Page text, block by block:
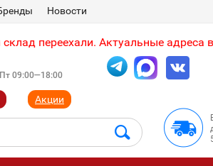
Новости
переехали. Актуальные адреса
09:00—18:00
Акции